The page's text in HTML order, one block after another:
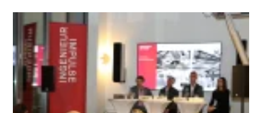
Öffentlich bestellte und vereidigte
Sachverständige
Prüfsachverständige
Qualifizierte Tragwerksplaner/-innen
Bauvorlageberechtigte
Sachkundige für Zustands- und